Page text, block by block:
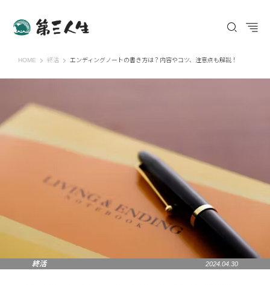
HOME 第三人生 〜寄り道の歩き方〜
終活 エンディングノートの書き方は？内容やコツ、注意点も解説！
終活 2024.04.30